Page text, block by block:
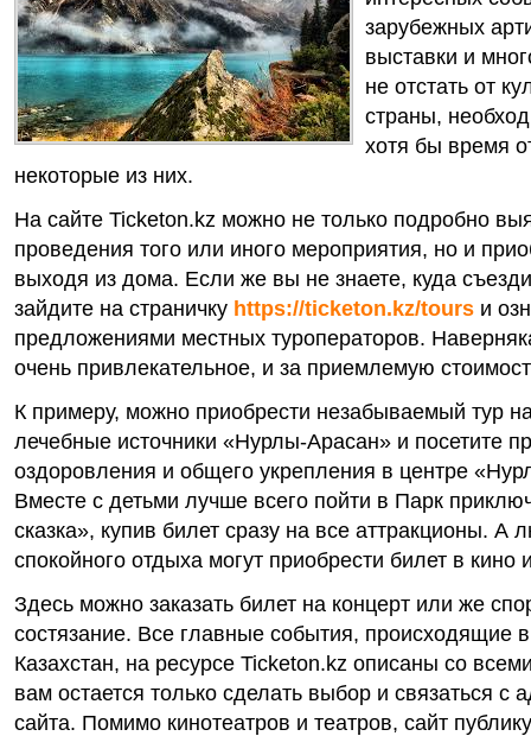
зарубежных
выставки и
не отстать от
страны,
хотя бы время
некоторые из них.
На сайте Ticketon.kz можно не только подробно
проведения того или иного мероприятия, но и
выходя из дома. Если же вы не знаете, куда
зайдите на страничку https://ticketon.kz/tours и
предложениями местных туроператоров.
очень привлекательное, и за приемлемую
К примеру, можно приобрести незабываемый тур
лечебные источники «Нурлы-Арасан» и посетите
оздоровления и общего укрепления в центре
Вместе с детьми лучше всего пойти в Парк
сказка», купив билет сразу на все аттракционы. А
спокойного отдыха могут приобрести билет в кино
Здесь можно заказать билет на концерт или же
состязание. Все главные события, происходящие
Казахстан, на ресурсе Ticketon.kz описаны со
вам остается только сделать выбор и связаться с
сайта. Помимо кинотеатров и театров, сайт